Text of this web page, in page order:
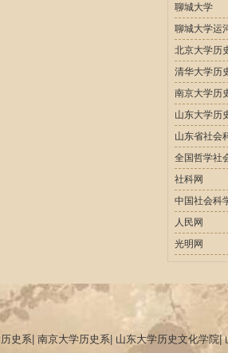
聊城大学
聊城大学运
北京大学历
清华大学历
南京大学历
山东大学历
山东省社会
全国哲学社
社科网
中国社会科
人民网
光明网
史系| 南京大学历史系| 山东大学历史文化学院|